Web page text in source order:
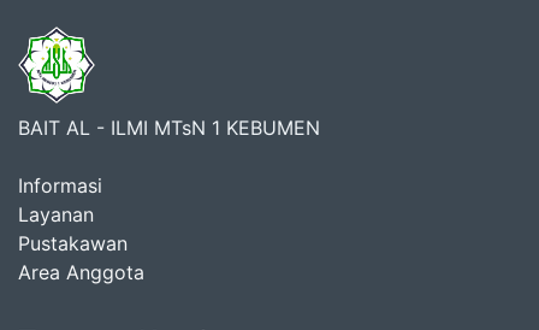
BAIT AL - ILMI MTsN 1 KEBUMEN
Informasi
Layanan
Pustakawan
Area Anggota